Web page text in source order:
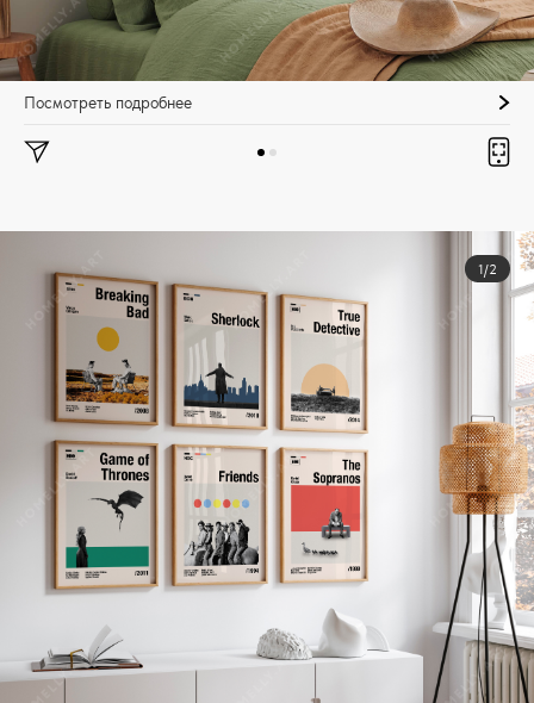
Посмотреть подробнее
1/2